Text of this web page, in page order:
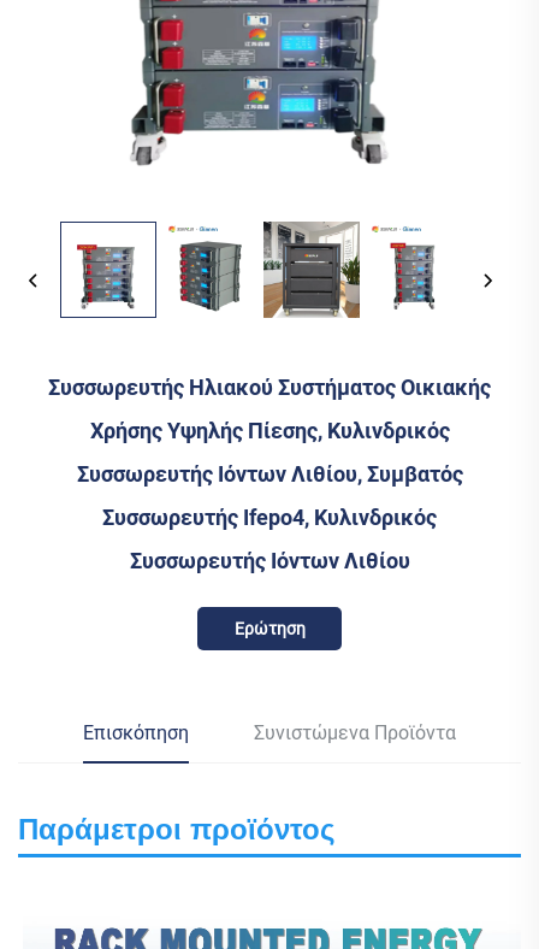
Συσσωρευτής Ηλιακού Συστήματος Οικιακής
Χρήσης Υψηλής Πίεσης, Κυλινδρικός
Συσσωρευτής Ιόντων Λιθίου, Συμβατός
Συσσωρευτής Ifepo4, Κυλινδρικός
Συσσωρευτής Ιόντων Λιθίου
Ερώτηση
Επισκόπηση Συνιστώμενα Προϊόντα
Παράμετροι προϊόντος